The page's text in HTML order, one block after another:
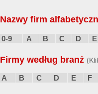
Nazwy firm
0-9 A B C D E
Firmy według branż
A B C D E F